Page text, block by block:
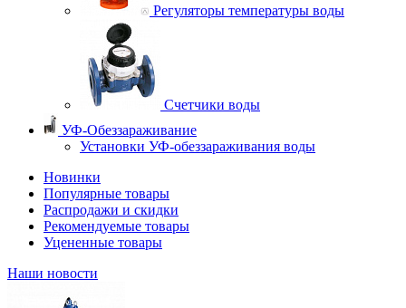
Регуляторы температуры воды
Счетчики воды
УФ-Обеззараживание
Установки УФ-обеззараживания воды
Новинки
Популярные товары
Распродажи и скидки
Рекомендуемые товары
Уцененные товары
Наши новости